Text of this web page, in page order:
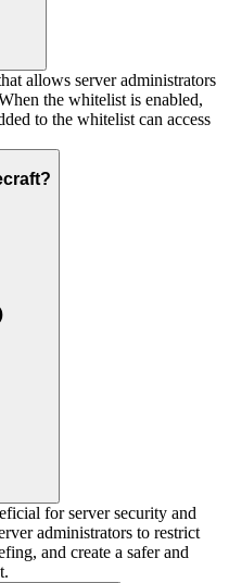
allows server administrators
the whitelist is enabled,
to the whitelist can access
for server security and
administrators to restrict
and create a safer and